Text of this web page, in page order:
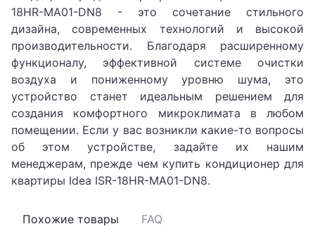
18HR-MA01-DN8 - это сочетание стильного
дизайна, современных технологий и высокой
производительности. Благодаря расширенному
функционалу, эффективной системе очистки
воздуха и пониженному уровню шума, это
устройство станет идеальным решением для
создания комфортного микроклимата в любом
помещении. Если у вас возникли какие-то вопросы
об этом устройстве, задайте их нашим
менеджерам, прежде чем купить кондиционер для
квартиры Idea ISR-18HR-MA01-DN8.
Похожие товары FAQ